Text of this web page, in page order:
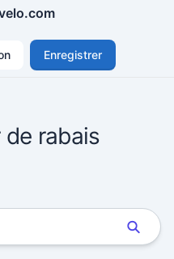
Enregistrer
rabais